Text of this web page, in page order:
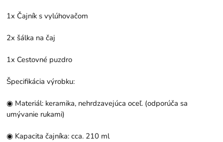
1x Čajník s vylúhovačom
2x šálka na čaj
1x Cestovné puzdro
Špecifikácia výrobku:
◉ Materiál: keramika, nehrdzavejúca oceľ. (odporúča sa
umývanie rukami)
◉ Kapacita čajníka: cca. 210 ml